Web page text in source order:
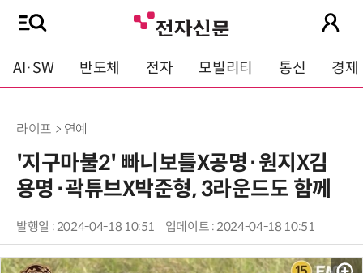
AI·SW 반도체 전자 모빌리티 통신 경제
라이프 > 연예
'지구마불2' 빠니보틀X공명·원지X김
용명·곽튜브X박준형, 3라운드도 함께
발행일 : 2024-04-18 10:51 업데이트 : 2024-04-18 10:51